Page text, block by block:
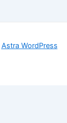
Astra WordPress